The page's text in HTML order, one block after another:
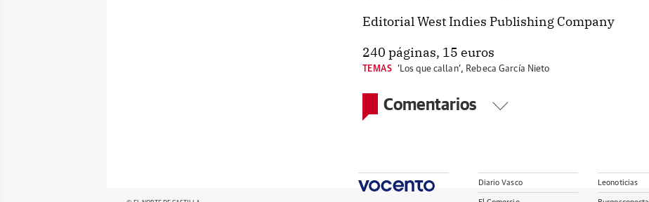
Editorial West Indies Publishing Company
240 páginas, 15 euros
TEMAS 'Los que callan', Rebeca García Nieto
Comentarios
Diario Vasco Leonoticias